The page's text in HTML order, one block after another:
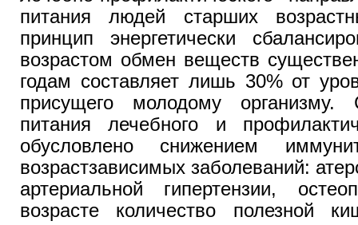
питания людей старших
принцип энергетически
возрастом обмен веществ
годам составляет лишь 30% от
присущего молодому организму.
питания лечебного и
обусловлено снижением
возрастзависимых заболеваний:
артериальной гипертензии,
возрасте количество полезной